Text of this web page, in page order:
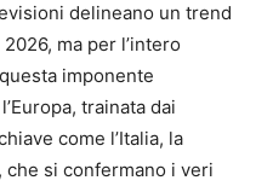
delineano un trend
ma per l’intero
imponente
trainata dai
come l’Italia, la
che si confermano i veri